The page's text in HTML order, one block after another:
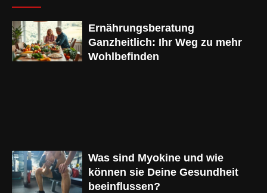
Ernährungsberatung
Ganzheitlich: Ihr Weg zu mehr
Wohlbefinden
Was sind Myokine und wie
können sie Deine Gesundheit
beeinflussen?